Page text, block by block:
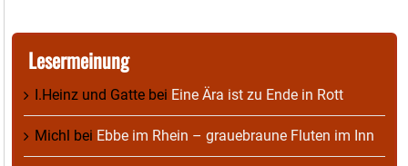
Lesermeinung
I.Heinz und Gatte bei Eine Ära ist zu Ende in Rott
Michl bei Ebbe im Rhein – grauebraune Fluten im Inn